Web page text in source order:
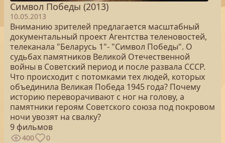
Символ Победы (2013)
10.05.2013
Вниманию зрителей предлагается масштабный
документальный проект Агентства теленовостей,
телеканала "Беларусь 1"- "Символ Победы". О
судьбах памятников Великой Отечественной
войны в Советский период и после развала СССР.
Что происходит с потомками тех людей, которых
объединила Великая Победа 1945 года? Почему
историю переворачивают с ног на голову, а
памятники героям Советского союза под покровом
ночи увозят на свалку?
9 фильмов
400 0